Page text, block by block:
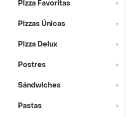
Pizza Favoritas
Pizzas Únicas
Pizza Delux
Postres
Sándwiches
Pastas